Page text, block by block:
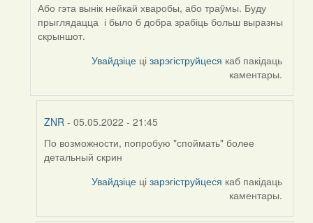
Або гэта вынік нейкай хваробы, або траўмы. Буду
прыглядацца і было б добра зрабіць больш выразны
скрыншот.
Увайдзіце цізарэгіструйцеся каб пакідаць
каментары.
ZNR - 05.05.2022 - 21:45
In
reply
По возможности, попробую "споймать" более
детальный скрин
Увайдзіце цізарэгіструйцеся каб пакідаць
каментары.